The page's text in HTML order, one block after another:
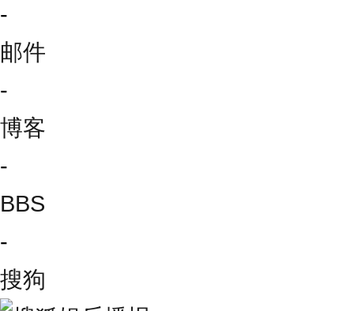
-
邮件
-
博客
-
BBS
-
搜狗